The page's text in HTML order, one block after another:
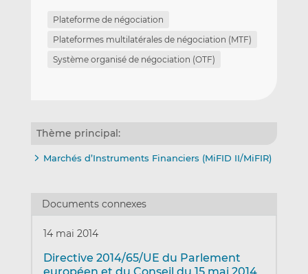
Plateforme de négociation
Plateformes multilatérales de négociation (MTF)
Système organisé de négociation (OTF)
Thème principal:
Marchés d’Instruments Financiers (MiFID II/MiFIR)
Documents connexes
14 mai 2014
Directive 2014/65/UE du Parlement